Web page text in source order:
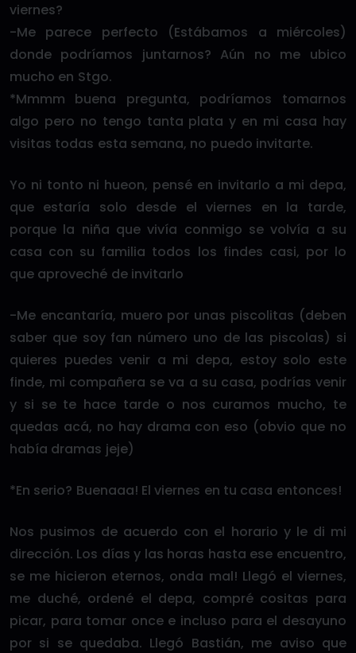
viernes?
-Me parece perfecto (Estábamos a miércoles)
donde podríamos juntarnos? Aún no me ubico
mucho en Stgo.
*Mmmm buena pregunta, podríamos tomarnos
algo pero no tengo tanta plata y en mi casa hay
visitas todas esta semana, no puedo invitarte.
Yo ni tonto ni hueon, pensé en invitarlo a mi depa,
que estaría solo desde el viernes en la tarde,
porque la niña que vivía conmigo se volvía a su
casa con su familia todos los findes casi, por lo
que aproveché de invitarlo
-Me encantaría, muero por unas piscolitas (deben
saber que soy fan número uno de las piscolas) si
quieres puedes venir a mi depa, estoy solo este
finde, mi compañera se va a su casa, podrías venir
y si se te hace tarde o nos curamos mucho, te
quedas acá, no hay drama con eso (obvio que no
había dramas jeje)
*En serio? Buenaaa! El viernes en tu casa entonces!
Nos pusimos de acuerdo con el horario y le di mi
dirección. Los días y las horas hasta ese encuentro,
se me hicieron eternos, onda mal! Llegó el viernes,
me duché, ordené el depa, compré cositas para
picar, para tomar once e incluso para el desayuno
por si se quedaba. Llegó Bastián, me aviso que